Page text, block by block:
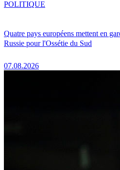
Quatre pays européens mettent en
Russie pour l'Ossétie du Sud
07.08.2026
POLITIQUE